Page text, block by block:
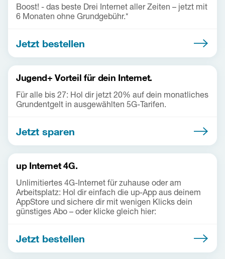
Boost! - das beste Drei Internet aller Zeiten – jetzt mit
6 Monaten ohne Grundgebühr.*
Jetzt bestellen
Jugend+ Vorteil für dein Internet.
Für alle bis 27: Hol dir jetzt 20% auf dein monatliches
Grundentgelt in ausgewählten 5G-Tarifen.
Jetzt sparen
up Internet 4G.
Unlimitiertes 4G-Internet für zuhause oder am
Arbeitsplatz: Hol dir einfach die up-App aus deinem
AppStore und sichere dir mit wenigen Klicks dein
günstiges Abo – oder klicke gleich hier:
Jetzt bestellen